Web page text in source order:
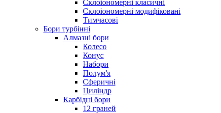
Склоіономерні класичні
Склоіономерні модифіковані
Тимчасові
Бори турбінні
Алмазні бори
Колесо
Конус
Набори
Полум'я
Сферичні
Циліндр
Карбідні бори
12 граней